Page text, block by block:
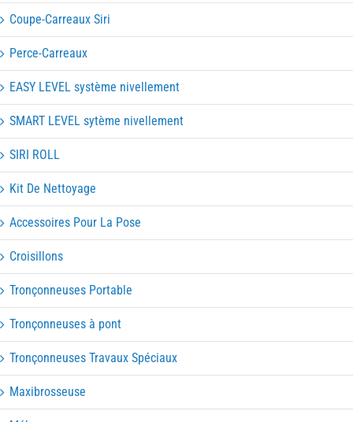
Coupe-Carreaux Siri
Perce-Carreaux
EASY LEVEL système nivellement
SMART LEVEL sytème nivellement
SIRI ROLL
Kit De Nettoyage
Accessoires Pour La Pose
Croisillons
Tronçonneuses Portable
Tronçonneuses à pont
Tronçonneuses Travaux Spéciaux
Maxibrosseuse